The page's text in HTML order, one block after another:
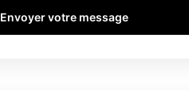
Envoyer votre message